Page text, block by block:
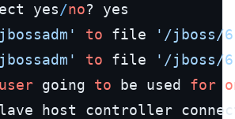
yes/no? yes
to file
'/jboss/
to file
'/jboss/
user going to be used for
host controller